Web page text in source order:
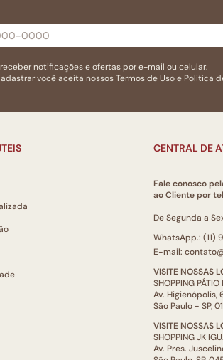
notificações e ofertas por e-mail ou celular.
você aceita nossosTermos de Usoe Politica
CENTRAL DE
Fale conosco
ao Cliente por
De Segunda a
WhatsApp.: (11)
E-mail:
VISITE NOSSAS
SHOPPING
Av. Higienópolis,
São Paulo - SP,
VISITE NOSSAS
SHOPPING JK
Av. Pres.